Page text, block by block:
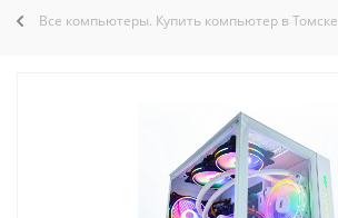
Все компьютеры. Купить компьютер в Томске